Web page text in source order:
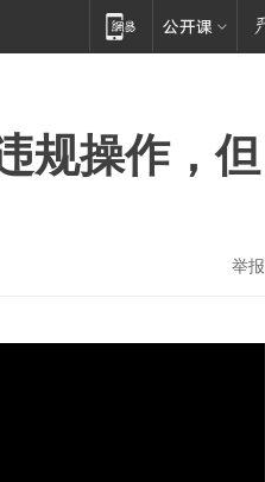
规操作，但
举报